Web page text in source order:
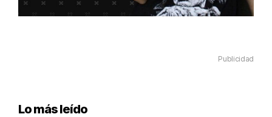
Publicidad
Lo más leído